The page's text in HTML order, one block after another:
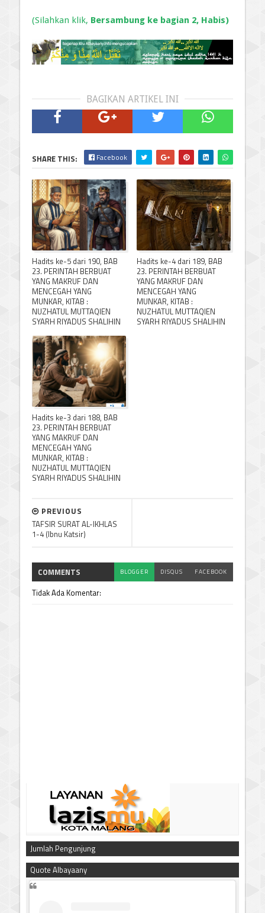
(Silahkan klik, Bersambung ke bagian 2, Habis)
BAGIKAN ARTIKEL INI
SHARE THIS: Facebook
Hadits ke-5 dari 190, BAB
23. PERINTAH BERBUAT
YANG MAKRUF DAN
MENCEGAH YANG
MUNKAR, KITAB :
NUZHATUL MUTTAQIEN
SYARH RIYADUS SHALIHIN
Hadits ke-4 dari 189, BAB
23. PERINTAH BERBUAT
YANG MAKRUF DAN
MENCEGAH YANG
MUNKAR, KITAB :
NUZHATUL MUTTAQIEN
SYARH RIYADUS SHALIHIN
Hadits ke-3 dari 188, BAB
23. PERINTAH BERBUAT
YANG MAKRUF DAN
MENCEGAH YANG
MUNKAR, KITAB :
NUZHATUL MUTTAQIEN
SYARH RIYADUS SHALIHIN
PREVIOUS
TAFSIR SURAT AL-IKHLAS
1-4 (Ibnu Katsir)
COMMENTS BLOGGER DISQUS FACEBOOK
Tidak Ada Komentar:
Jumlah Pengunjung
Quote Albayaany